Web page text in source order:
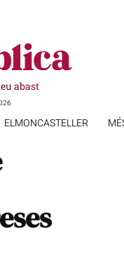
abast
ELMONCASTELLER